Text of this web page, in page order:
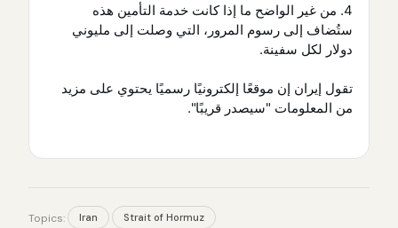
4. من غير الواضح ما إذا كانت خدمة التأمين هذه
ستُضاف إلى رسوم المرور، التي وصلت إلى مليوني
دولار لكل سفينة.
تقول إيران إن موقعًا إلكترونيًا رسميًا يحتوي على مزيد
من المعلومات "سيصدر قريبًا".
Topics: Iran Strait of Hormuz